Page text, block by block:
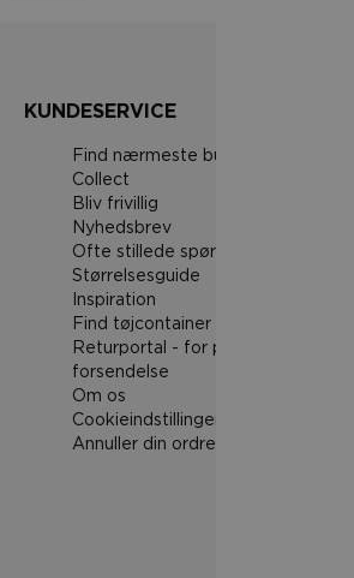
KUNDESERVICE
Find nærmeste butik med Click &
Collect
Bliv frivillig
Nyhedsbrev
Ofte stillede spørgsmål
Størrelsesguide
Inspiration
Find tøjcontainer
Returportal - for produkter med
forsendelse
Om os
Cookieindstillinger
Annuller din ordre